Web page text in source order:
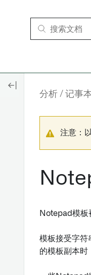
分析 记事
注意：
Notepad模板
模板接受字符
的模板副本时